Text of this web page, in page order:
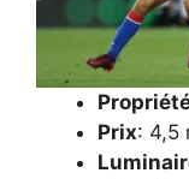
Prix: 4,5